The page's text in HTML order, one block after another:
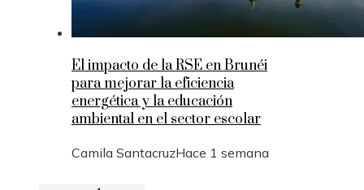
El impacto de la RSE en Brunéi
para mejorar la eficiencia
energética y la educación
ambiental en el sector escolar
Camila SantacruzHace 1 semana